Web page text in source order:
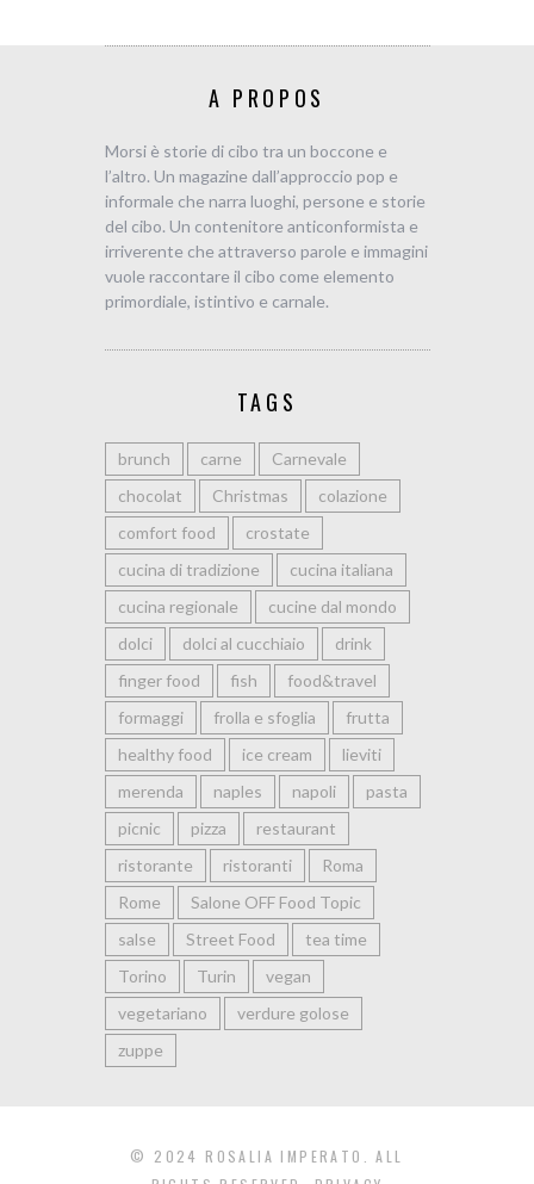
A PROPOS
Morsi è storie di cibo tra un boccone e
l’altro. Un magazine dall’approccio pop e
informale che narra luoghi, persone e storie
del cibo. Un contenitore anticonformista e
irriverente che attraverso parole e immagini
vuole raccontare il cibo come elemento
primordiale, istintivo e carnale.
TAGS
brunch carne
Carnevale
chocolat
Christmas
colazione
comfort food
crostate
cucina di tradizione
cucina italiana
cucina regionale
cucine dal mondo
dolci
dolci al cucchiaio
drink
finger food
fish
food&travel
formaggi
frolla e sfoglia
frutta
healthy food
ice cream
lieviti
merenda
naples napoli
pasta
picnic
pizza
restaurant
ristorante
ristoranti
Roma
Rome
Salone OFF Food Topic
salse
Street Food
tea time
Torino
Turin
vegan
vegetariano
verdure golose
zuppe
© 2024 ROSALIA IMPERATO. ALL